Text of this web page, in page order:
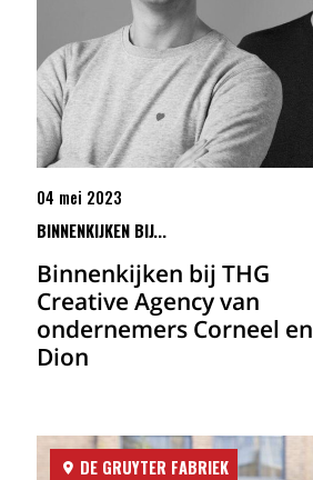
04 mei 2023
BINNENKIJKEN BIJ...
Binnenkijken bij THG
Creative Agency van
ondernemers Corneel en
Dion
DE GRUYTER FABRIEK